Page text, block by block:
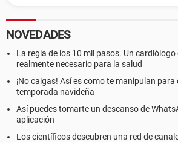
NOVEDADES
La regla de los 10 mil pasos. Un cardiólogo
realmente necesario para la salud
¡No caigas! Así es como te manipulan
temporada navideña
Así puedes tomarte un descanso de
aplicación
Los científicos descubren una red de